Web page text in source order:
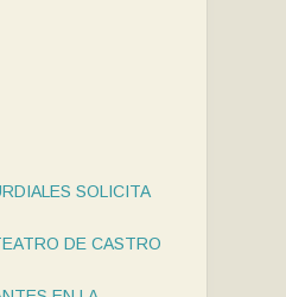
SOLICITA
DE CASTRO